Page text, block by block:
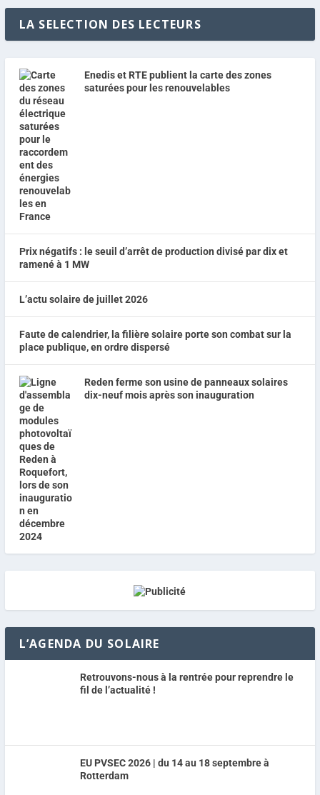
LA SELECTION DES LECTEURS
Enedis et RTE publient la carte des zones
saturées pour les renouvelables
Prix négatifs : le seuil d’arrêt de production divisé par dix et
ramené à 1 MW
L’actu solaire de juillet 2026
Faute de calendrier, la filière solaire porte son combat sur la
place publique, en ordre dispersé
Reden ferme son usine de panneaux solaires
dix-neuf mois après son inauguration
L’AGENDA DU SOLAIRE
Retrouvons-nous à la rentrée pour reprendre le
fil de l’actualité !
EU PVSEC 2026 | du 14 au 18 septembre à
Rotterdam